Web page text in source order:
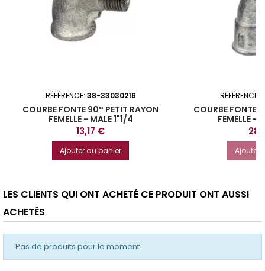
RÉFÉRENCE: 38-33030216
COURBE FONTE 90° PETIT RAYON
FEMELLE - MALE 1"1/4
Prix
13,17 €
Ajouter au panier
RÉFÉRENCE:
COURBE FONTE
FEMELLE -
Prix
Ajouter
LES CLIENTS QUI ONT ACHETÉ CE PRODUIT ONT AUSSI
ACHETÉS
Pas de produits pour le moment